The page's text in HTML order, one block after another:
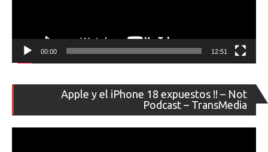
00:00 12:51
Apple y el iPhone 18 expuestos !! – Not
Podcast – TransMedia
de